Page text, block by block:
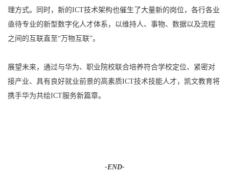
理方式。同时，新的ICT技术架构也催生了大量新的岗位，各行各业
亟待专业的新型数字化人才体系，以维持人、事物、数据以及流程
之间的互联直至“万物互联”。
展望未来，通过与华为、职业院校联合培养符合学校定位、紧密对
接产业、具有良好就业前景的高素质ICT技术技能人才，凯文教育将
携手华为共绘ICT服务新篇章。
-END-